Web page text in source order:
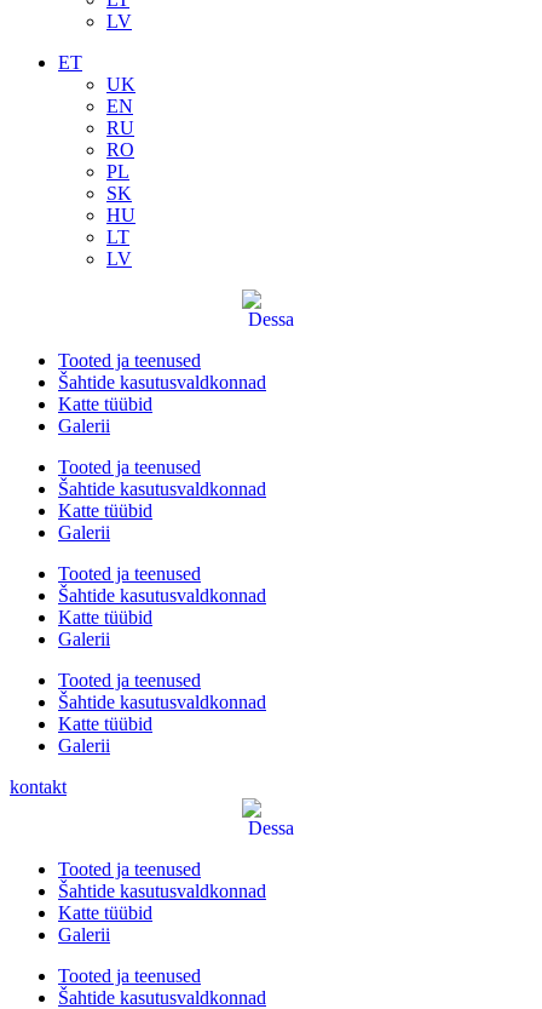
LV
ET
UK
EN
RU
RO
PL
SK
HU
LT
LV
Tooted ja teenused
Šahtide kasutusvaldkonnad
Katte tüübid
Galerii
Tooted ja teenused
Šahtide kasutusvaldkonnad
Katte tüübid
Galerii
Tooted ja teenused
Šahtide kasutusvaldkonnad
Katte tüübid
Galerii
Tooted ja teenused
Šahtide kasutusvaldkonnad
Katte tüübid
Galerii
kontakt
Tooted ja teenused
Šahtide kasutusvaldkonnad
Katte tüübid
Galerii
Tooted ja teenused
Šahtide kasutusvaldkonnad